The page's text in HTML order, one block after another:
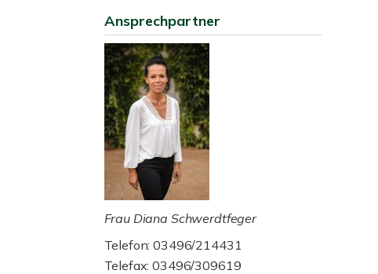
Ansprechpartner
Frau Diana Schwerdtfeger
Telefon: 03496/214431
Telefax: 03496/309619